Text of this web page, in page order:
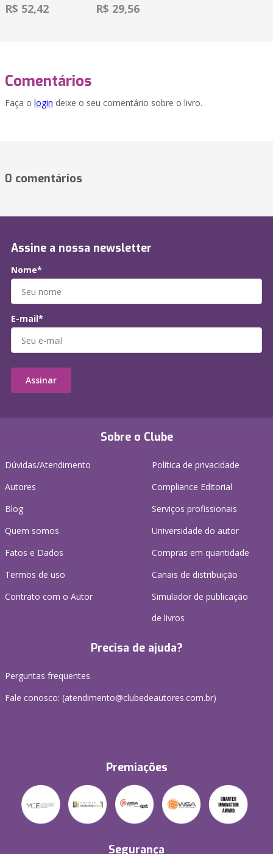
R$ 52,42 R$ 29,56
Comentários
Faça o login deixe o seu comentário sobre o livro.
0 comentários
Sobre o Clube
Dúvidas/Atendimento
Autores
Blog
Quem somos
Fatos e Dados
Termos de uso
Contrato com o Autor
Política de privacidade
Compliance Editorial
Serviços profissionais
Universidade do autor
Compras em quantidade
Canais de distribuição
Simulador de publicação
de livros
Precisa de ajuda?
Perguntas frequentes
Fale conosco: (atendimento@clubedeautores.com.br)
Premiações
Segurança
Assine a nossa newsletter
Nome*
E-mail*
Assinar